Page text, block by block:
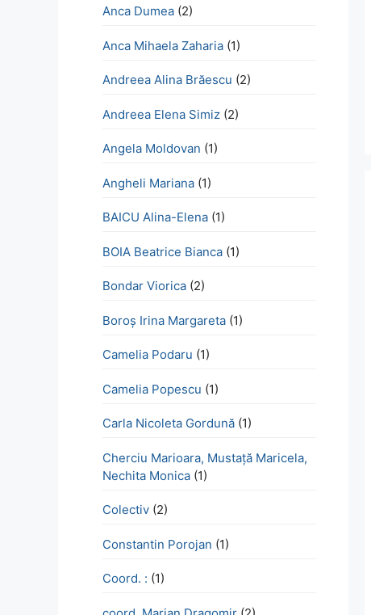
Anca Dumea (2)
Anca Mihaela Zaharia (1)
Andreea Alina Brăescu (2)
Andreea Elena Simiz (2)
Angela Moldovan (1)
Angheli Mariana (1)
BAICU Alina-Elena (1)
BOIA Beatrice Bianca (1)
Bondar Viorica (2)
Boroş Irina Margareta (1)
Camelia Podaru (1)
Camelia Popescu (1)
Carla Nicoleta Gordună (1)
Cherciu Marioara, Mustață Maricela,
Nechita Monica (1)
Colectiv (2)
Constantin Porojan (1)
Coord. : (1)